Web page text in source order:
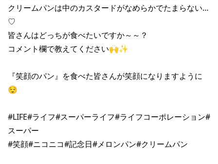
クリームパンは中のカスタードがなめらかでたまらない…
♡
皆さんはどっちが食べたいですか～～？
コメント欄で教えてください🙌✨
『笑顔のパン』を食べた皆さんが笑顔になりますように
😌
#LIFE#ライフ#スーパーライフ#ライフコーポレーション#
スーパー